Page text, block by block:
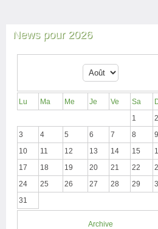
News pour 2026
Lu Ma Me Je Ve Sa
1
2
3
4 5 6 7 8
9
10
11 12 13 14 15
17
18 19 20 21 22
24
25 26 27 28 29
31
Archive